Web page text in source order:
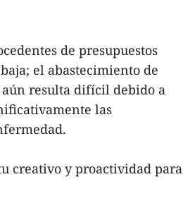
de presupuestos
el abastecimiento de
resulta difícil debido a
las
creativo y proactividad para